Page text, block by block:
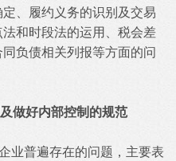
、履约义务的识别及交易
和时段法的运用、税会差
负债相关列报等方面的问
做好内部控制的规范
业普遍存在的问题，主要表